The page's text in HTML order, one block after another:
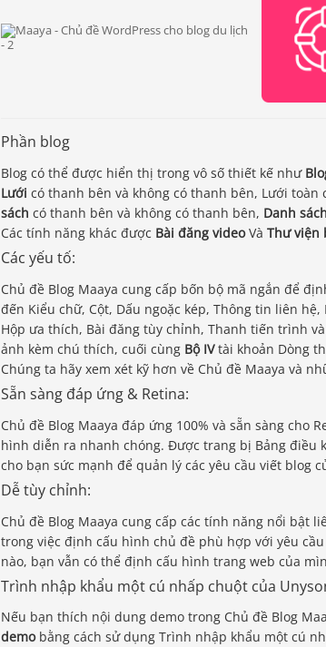
Phần blog
Blog có thể được hiển thị trong vô số thiết kế như
Lưới có thanh bên và không có thanh bên, Lưới
sách có thanh bên và không có thanh bên, Danh
Các tính năng khác được Bài đăng videoVà Thư viện
Các yếu tố:
Chủ đề Blog Maaya cung cấp bốn bộ mã ngắn để
đến Kiểu chữ, Cột, Dấu ngoặc kép, Thông tin liên hệ,
Hộp ưa thích, Bài đăng tùy chỉnh, Thanh tiến trình và
ảnh kèm chú thích, cuối cùng Bộ IVtài khoản Dòng
Chúng ta hãy xem xét kỹ hơn về Chủ đề Maaya và
Sẵn sàng đáp ứng & Retina:
Chủ đề Blog Maaya đáp ứng 100% và sẵn sàng
hình diễn ra nhanh chóng. Được trang bị Bảng điều
cho bạn sức mạnh để quản lý các yêu cầu viết blog
Dễ tùy chỉnh:
Chủ đề Blog Maaya cung cấp các tính năng nổi bật
trong việc định cấu hình chủ đề phù hợp với yêu
nào, bạn vẫn có thể định cấu hình trang web của
Trình nhập khẩu một cú nhấp chuột của
Nếu bạn thích nội dung demo trong Chủ đề Blog
demobằng cách sử dụng Trình nhập khẩu một cú